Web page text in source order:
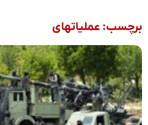
برچسب: عملیاتهای